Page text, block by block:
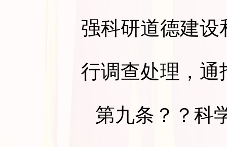
强科研道德建
行调查处理，通
第九条 ？？科